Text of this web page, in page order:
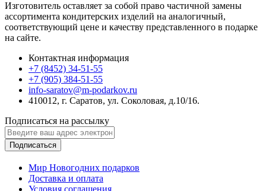
Изготовитель оставляет за собой право частичной замены
ассортимента кондитерских изделий на аналогичный,
соответствующий цене и качеству представленного в подарке
на сайте.
Контактная информация
+7 (8452) 34-51-55
+7 (905) 384-51-55
info-saratov@m-podarkov.ru
410012, г. Саратов, ул. Соколовая, д.10/16.
Подписаться на рассылку
Подписаться
Мир Новогодних подарков
Доставка и оплата
Условия соглашения